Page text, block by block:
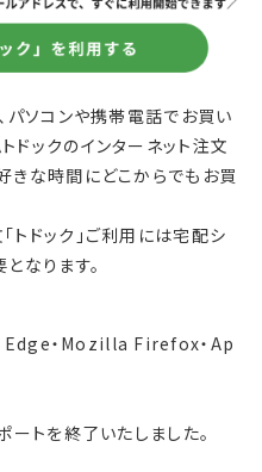
パソコンや携帯電話でお買い
ドックのインターネット注文
きな時間にどこからでもお買
トドック」ご利用には宅配シ
なります。
・Mozilla Firefox・Ap
を終了いたしました。